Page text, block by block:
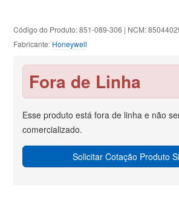
Código do Produto: 851-089-306 | NCM:
Fabricante: Honeywell
Fora de Linha
Esse produto está fora de linha e não
comercializado.
Solicitar Cotação Produto